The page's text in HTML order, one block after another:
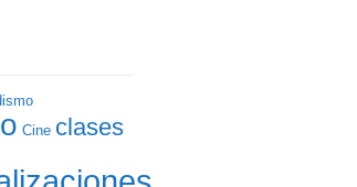
Cine clases